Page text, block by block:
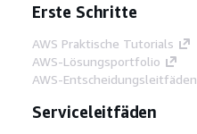
Erste Schritte
AWS Praktische Tutorials
AWS-Lösungsportfolio
AWS-Entscheidungsleitfäden
Serviceleitfäden